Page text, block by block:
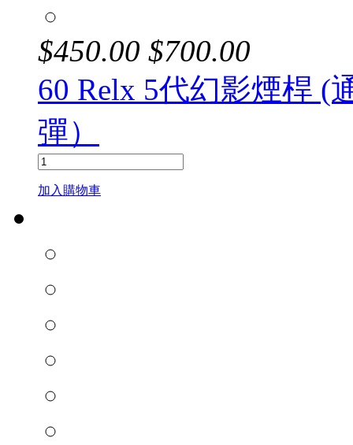
$450.00 $700.00
60 Relx 5代幻影煙桿 (
彈）
加入購物車